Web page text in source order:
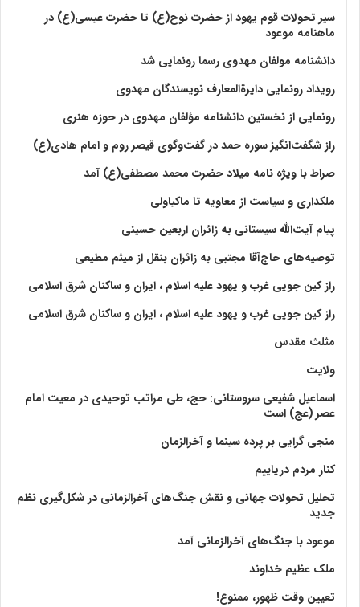
سیر تحولات قوم یهود از حضرت نوح(ع) تا حضرت عیسی(ع) در
ماهنامه موعود
دانشنامه مولفان مهدوی رسما رونمایی شد
رویداد رونمایی دایرةالمعارف نویسندگان مهدوی
رونمایی از نخستین دانشنامه مؤلفان مهدوی در حوزه هنری
راز شگفت‌انگیز سوره حمد در گفت‌وگوی قیصر روم و امام هادی(ع)
صراط با ویژه نامه میلاد حضرت محمد مصطفی(ع) آمد
ملکداری و سیاست از معاویه تا ماکیاولی
پیام آیت‌الله سیستانی به زائران اربعین حسینی
توصیه‌های حاج‌آقا مجتبی به زائران بنقل از میثم مطیعی
راز کین جویی غرب و یهود علیه اسلام ، ایران و ساکنان شرق اسلامی
راز کین جویی غرب و یهود علیه اسلام ، ایران و ساکنان شرق اسلامی
مثلث مقدس
ولايت‏
اسماعیل شفیعی سروستانی: حج، طی مراتب توحیدی در معیت امام
عصر (عج) است
منجی گرایی بر پرده سینما و آخرالزمان
کنار مردم دریاییم
تحلیل تحولات جهانی و نقش جنگ‌های آخرالزمانی در شکل‌گیری نظم
جدید
موعود با جنگ‌های آخرالزمانی آمد
ملک عظیم خداوند
تعیین وقت ظهور، ممنوع!